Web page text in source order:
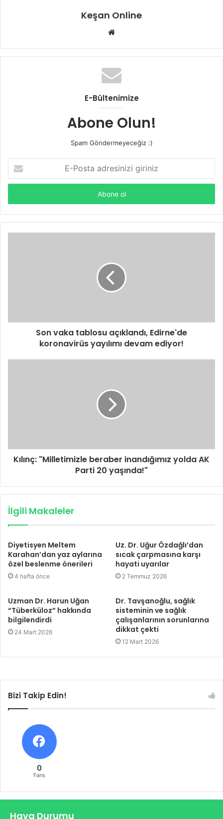
Keşan Online
Web
E-Bültenimize
Abone Olun!
Spam Göndermeyeceğiz :)
Posta
adresinizi
Son vaka tablosu açıklandı, Edirne'de
koronavirüs yayılımı devam ediyor!
Kılınç: "Milletimizle beraber inandığımız yolda AK
Parti 20 yaşında!"
İlgili Makaleler
Diyetisyen Meltem
Karahan’dan yaz aylarına
özel beslenme önerileri
4 hafta önce
Uz. Dr. Uğur Özdağlı’dan
sıcak çarpmasına karşı
hayati uyarılar
2 Temmuz 2026
Uzman Dr. Harun Uğan
“Tüberküloz” hakkında
bilgilendirdi
24 Mart 2026
Dr. Tavşanoğlu, sağlık
sisteminin ve sağlık
çalışanlarının sorunlarına
dikkat çekti
12 Mart 2026
Bizi Takip Edin!
0
Fans
Hava Durumu